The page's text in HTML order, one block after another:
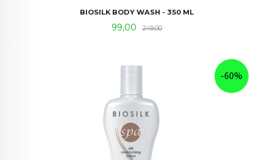
BIOSILK BODY WASH - 350 ML
Tilbud
99,00 249,00Rabatt
-60%